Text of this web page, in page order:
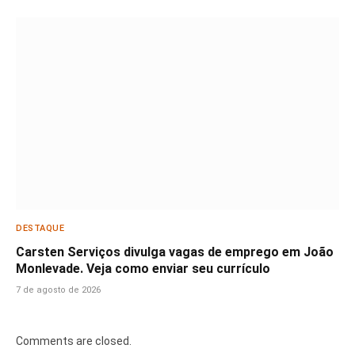
DESTAQUE
Carsten Serviços divulga vagas de emprego em João
Monlevade. Veja como enviar seu currículo
7 de agosto de 2026
Comments are closed.